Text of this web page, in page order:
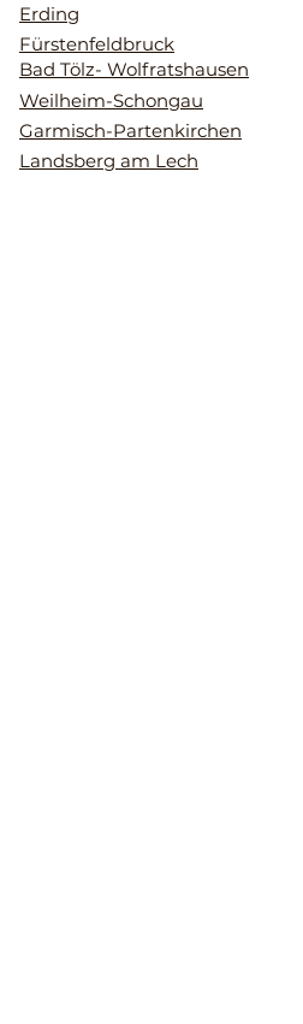
Erding
Fürstenfeldbruck
Bad Tölz- Wolfratshausen
Weilheim-Schongau
Garmisch-Partenkirchen
Landsberg am Lech